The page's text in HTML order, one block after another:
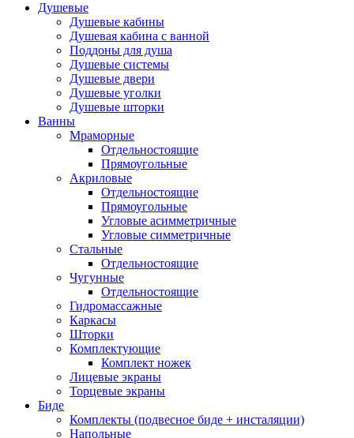
Душевые
Душевые кабины
Душевая кабина с ванной
Поддоны для душа
Душевые системы
Душевые двери
Душевые уголки
Душевые шторки
Ванны
Мраморные
Отдельностоящие
Прямоугольные
Акриловые
Отдельностоящие
Прямоугольные
Угловые асимметричные
Угловые симметричные
Стальные
Отдельностоящие
Чугунные
Отдельностоящие
Гидромассажные
Каркасы
Шторки
Комплектующие
Комплект ножек
Лицевые экраны
Торцевые экраны
Биде
Комплекты (подвесное биде + инсталяции)
Напольные